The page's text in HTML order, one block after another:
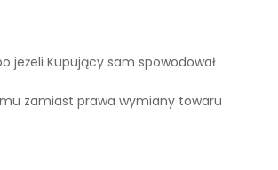
jeżeli Kupujący sam spowodował
zamiast prawa wymiany towaru